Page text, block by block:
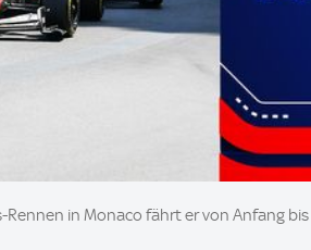
Rennen in Monaco fährt er von Anfang